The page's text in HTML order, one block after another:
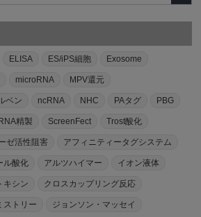
ELISA ES/iPS細胞 Exosome
microRNA MPV還元
ベン ncRNA NHC PAタグ PBG
精製 ScreenFect Trost酸化
ゼ活性阻害 アフィニティータグシステム
ル酸化 アルツハイマー イオン液体
キシン クロスカップリング反応
ストリー ジョンソン・マッセイ